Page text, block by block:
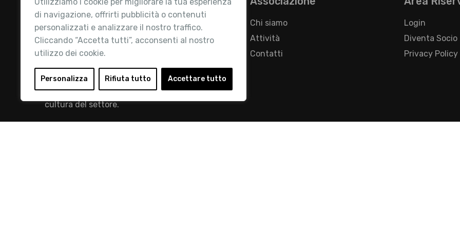
di navigazione, offrirti pubblicità o contenuti
personalizzati e analizzare il nostro traffico.
Cliccando “Accetta tutti”, acconsenti al nostro
utilizzo dei cookie.
Personalizza Rifiuta tutto Accettare tutto
Retail Institute Italy è l’Associazione di
riferimento per l'Ecosistema Retail: la nostra
mission è quella di promuovere lo sviluppo e la
cultura del settore.
Chi siamo
Attività
Contatti
Login
Diventa Socio
Privacy Policy